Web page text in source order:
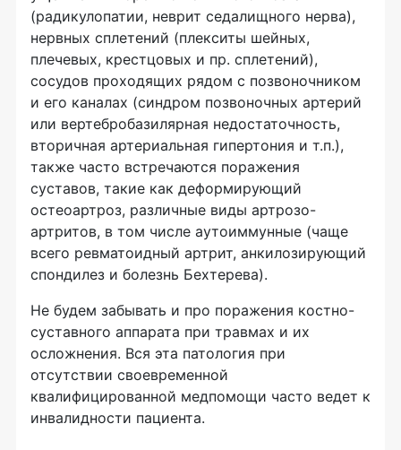
(радикулопатии, неврит седалищного нерва),
нервных сплетений (плекситы шейных,
плечевых, крестцовых и пр. сплетений),
сосудов проходящих рядом с позвоночником
и его каналах (синдром позвоночных артерий
или вертебробазилярная недостаточность,
вторичная артериальная гипертония и т.п.),
также часто встречаются поражения
суставов, такие как деформирующий
остеоартроз, различные виды артрозо-
артритов, в том числе аутоиммунные (чаще
всего ревматоидный артрит, анкилозирующий
спондилез и болезнь Бехтерева).
Не будем забывать и про поражения костно-
суставного аппарата при травмах и их
осложнения. Вся эта патология при
отсутствии своевременной
квалифицированной медпомощи часто ведет к
инвалидности пациента.